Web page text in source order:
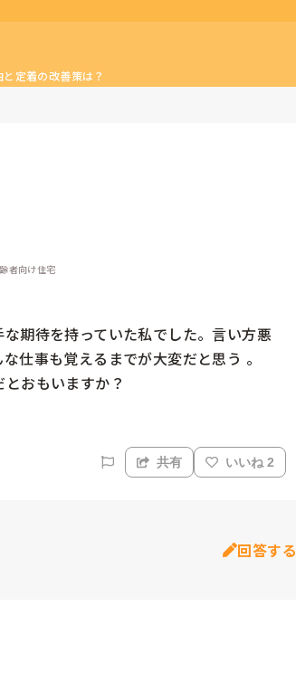
定着の改善策は？
者向け住宅
期待を持っていた私でした。言い方悪
仕事も覚えるまでが大変だと思う 。
おもいますか？
共有 いいね 2
回答する